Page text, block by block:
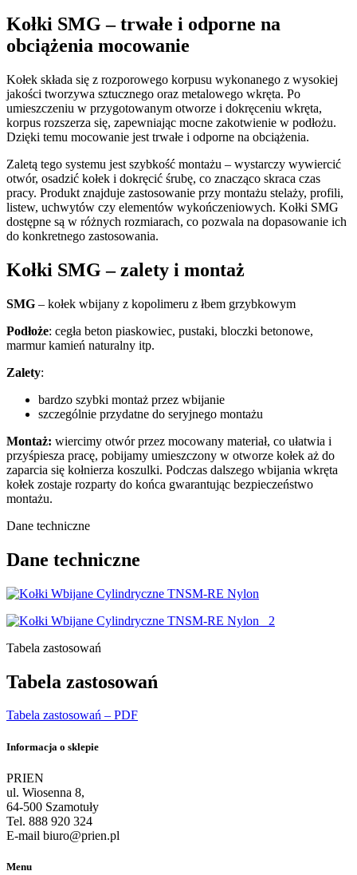
Kołki SMG – trwałe i odporne na
obciążenia mocowanie
Kołek składa się z rozporowego korpusu wykonanego z wysokiej
jakości tworzywa sztucznego oraz metalowego wkręta. Po
umieszczeniu w przygotowanym otworze i dokręceniu wkręta,
korpus rozszerza się, zapewniając mocne zakotwienie w podłożu.
Dzięki temu mocowanie jest trwałe i odporne na obciążenia.
Zaletą tego systemu jest szybkość montażu – wystarczy wywiercić
otwór, osadzić kołek i dokręcić śrubę, co znacząco skraca czas
pracy. Produkt znajduje zastosowanie przy montażu stelaży, profili,
listew, uchwytów czy elementów wykończeniowych. Kołki SMG
dostępne są w różnych rozmiarach, co pozwala na dopasowanie ich
do konkretnego zastosowania.
Kołki SMG – zalety i montaż
SMG – kołek wbijany z kopolimeru z łbem grzybkowym
Podłoże: cegła beton piaskowiec, pustaki, bloczki betonowe,
marmur kamień naturalny itp.
Zalety:
bardzo szybki montaż przez wbijanie
szczególnie przydatne do seryjnego montażu
Montaż: wiercimy otwór przez mocowany materiał, co ułatwia i
przyśpiesza pracę, pobijamy umieszczony w otworze kołek aż do
zaparcia się kołnierza koszulki. Podczas dalszego wbijania wkręta
kołek zostaje rozparty do końca gwarantując bezpieczeństwo
montażu.
Dane techniczne
Dane techniczne
Tabela zastosowań
Tabela zastosowań
Tabela zastosowań – PDF
Informacja o sklepie
PRIEN
ul. Wiosenna 8,
64-500 Szamotuły
Tel. 888 920 324
E-mail biuro@prien.pl
Menu